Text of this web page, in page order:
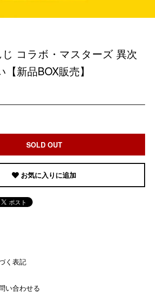
コラボ・マスターズ 異次
新品BOX販売】
SOLD OUT
お気に入りに追加
く表記
い合わせる